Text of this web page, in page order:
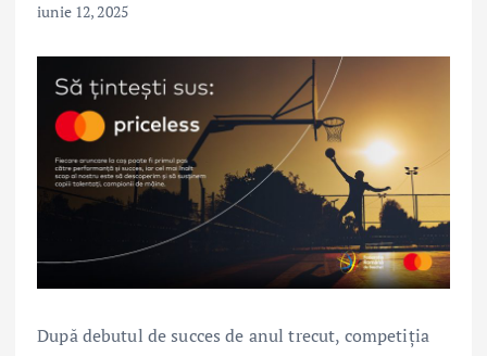
iunie 12, 2025
După debutul de succes de anul trecut, competiția